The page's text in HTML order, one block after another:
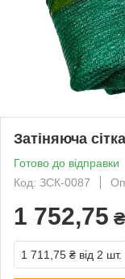
Затіняюча
Готово до відправки
Код: ЗСК-0087
1 752,75 ₴
1 711,75 ₴ від 2 шт.